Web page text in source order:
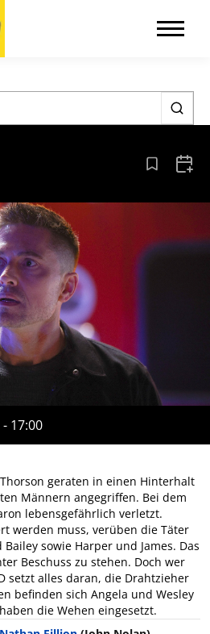
Aus den
17:00
geraten in einen Hinterhalt
Männern angegriffen. Bei dem
lebensgefährlich verletzt.
werden muss, verüben die Täter
sowie Harper und James. Das
Beschuss zu stehen. Doch wer
setzt alles daran, die Drahtzieher
befinden sich Angela und Wesley
die Wehen eingesetzt.